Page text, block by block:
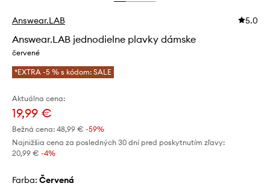
Answear.LAB 5.0
Answear.LAB jednodielne plavky dámske
červené
*EXTRA -5 % s kódom: SALE
Aktuálna cena:
19,99 €
Bežná cena: 48,99 € -59%
Najnižšia cena za posledných 30 dní pred poskytnutím zľavy:
20,99 € -4%
Farba: červená